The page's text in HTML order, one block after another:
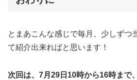
とまあこんな感じで毎月、少しずつ
て紹介出来ればと思います！
次回は、7月29日10時から16時まで